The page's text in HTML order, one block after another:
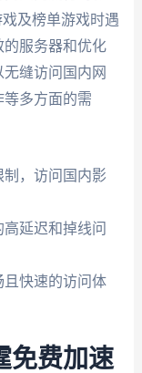
及榜单游戏时遇
服务器和优化
缝访问国内网
多方面的需
，访问国内影
延迟和掉线问
快速的访问体
免费加速